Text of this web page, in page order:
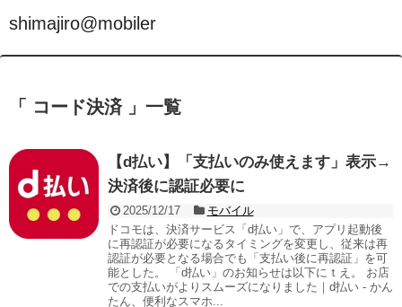
shimajiro@mobiler
「 コード決済 」一覧
【d払い】「支払いのみ使えます」表示→
決済後に認証必要に
2025/12/17
モバイル
ドコモは、決済サービス「d払い」で、アプリ起動後
に再認証が必要になるタイミングを変更し、従来は再
認証が必要となる場合でも「支払い後に再認証」を可
能とした。 「d払い」のお知らせは以下にｔえ。 お店
での支払いがよりスムーズになりました｜d払い - かん
たん、便利なスマホ...